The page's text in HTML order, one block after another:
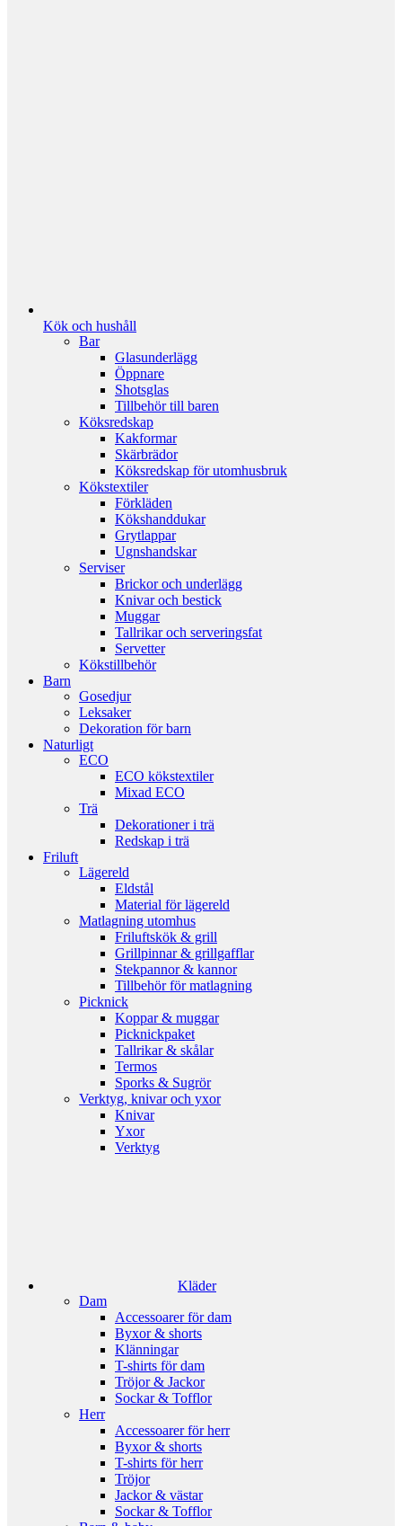
Kök och hushåll
Bar
Glasunderlägg
Öppnare
Shotsglas
Tillbehör till baren
Köksredskap
Kakformar
Skärbrädor
Köksredskap för utomhusbruk
Kökstextiler
Förkläden
Kökshanddukar
Grytlappar
Ugnshandskar
Serviser
Brickor och underlägg
Knivar och bestick
Muggar
Tallrikar och serveringsfat
Servetter
Kökstillbehör
Barn
Gosedjur
Leksaker
Dekoration för barn
Naturligt
ECO
ECO kökstextiler
Mixad ECO
Trä
Dekorationer i trä
Redskap i trä
Friluft
Lägereld
Eldstål
Material för lägereld
Matlagning utomhus
Friluftskök & grill
Grillpinnar & grillgafflar
Stekpannor & kannor
Tillbehör för matlagning
Picknick
Koppar & muggar
Picknickpaket
Tallrikar & skålar
Termos
Sporks & Sugrör
Verktyg, knivar och yxor
Knivar
Yxor
Verktyg
Kläder
Dam
Accessoarer för dam
Byxor & shorts
Klänningar
T-shirts för dam
Tröjor & Jackor
Sockar & Tofflor
Herr
Accessoarer för herr
Byxor & shorts
T-shirts för herr
Tröjor
Jackor & västar
Sockar & Tofflor